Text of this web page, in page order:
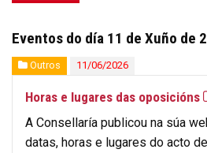
Eventos do día 11 de Xuño de
Outros 11/06/2026
Horas e lugares das oposicións
A Consellaría publicou na súa
datas, horas e lugares do acto